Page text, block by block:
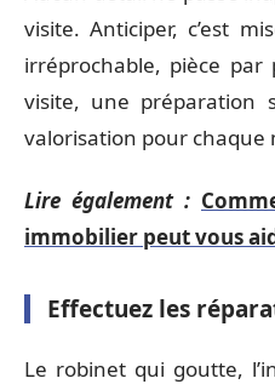
visite. Anticiper, c’est
irréprochable, pièce
visite, une préparation
valorisation pour chaque
Lire également :
immobilier peut vous
Effectuez les
Le robinet qui goutte,